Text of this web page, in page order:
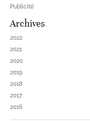
Publicité
Archives
2022
2021
2020
2019
2018
2017
2016